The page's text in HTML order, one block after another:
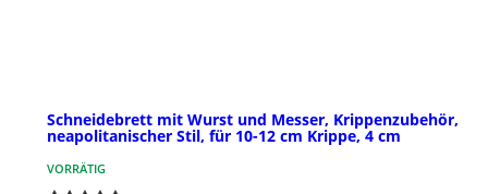
Schneidebrett mit Wurst und Messer, Krippenzubehör,
neapolitanischer Stil, für 10-12 cm Krippe, 4 cm
VORRÄTIG